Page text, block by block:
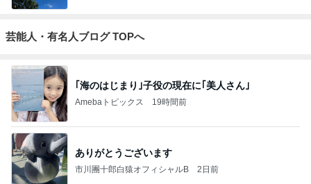
芸能人・有名人ブログ TOPへ
｢海のはじまり｣子役の現在に｢美人さん｣
Amebaトピックス 19時間前
ありがとうございます
市川團十郎白猿オフィシャルB 2日前